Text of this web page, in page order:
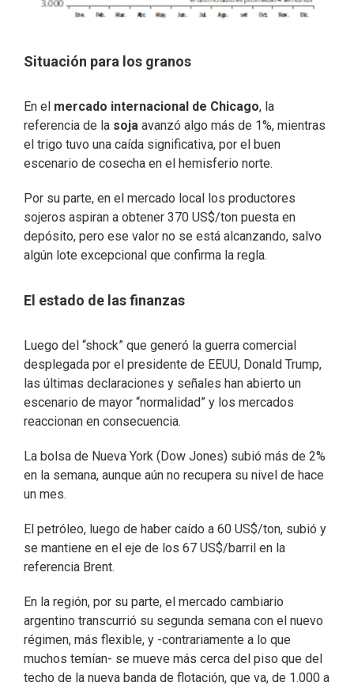
Situación para los granos
En el mercado internacional de Chicago, la
referencia de la soja avanzó algo más de 1%, mientras
el trigo tuvo una caída significativa, por el buen
escenario de cosecha en el hemisferio norte.
Por su parte, en el mercado local los productores
sojeros aspiran a obtener 370 US$/ton puesta en
depósito, pero ese valor no se está alcanzando, salvo
algún lote excepcional que confirma la regla.
El estado de las finanzas
Luego del “shock” que generó la guerra comercial
desplegada por el presidente de EEUU, Donald Trump,
las últimas declaraciones y señales han abierto un
escenario de mayor “normalidad” y los mercados
reaccionan en consecuencia.
La bolsa de Nueva York (Dow Jones) subió más de 2%
en la semana, aunque aún no recupera su nivel de hace
un mes.
El petróleo, luego de haber caído a 60 US$/ton, subió y
se mantiene en el eje de los 67 US$/barril en la
referencia Brent.
En la región, por su parte, el mercado cambiario
argentino transcurrió su segunda semana con el nuevo
régimen, más flexible, y -contrariamente a lo que
muchos temían- se mueve más cerca del piso que del
techo de la nueva banda de flotación, que va, de 1.000 a